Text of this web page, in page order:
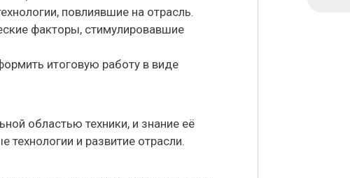
повлиявшие на отрасль.
факторы, стимулировавшие
итоговую работу в виде
областью техники, и знание её
технологии и развитие отрасли.